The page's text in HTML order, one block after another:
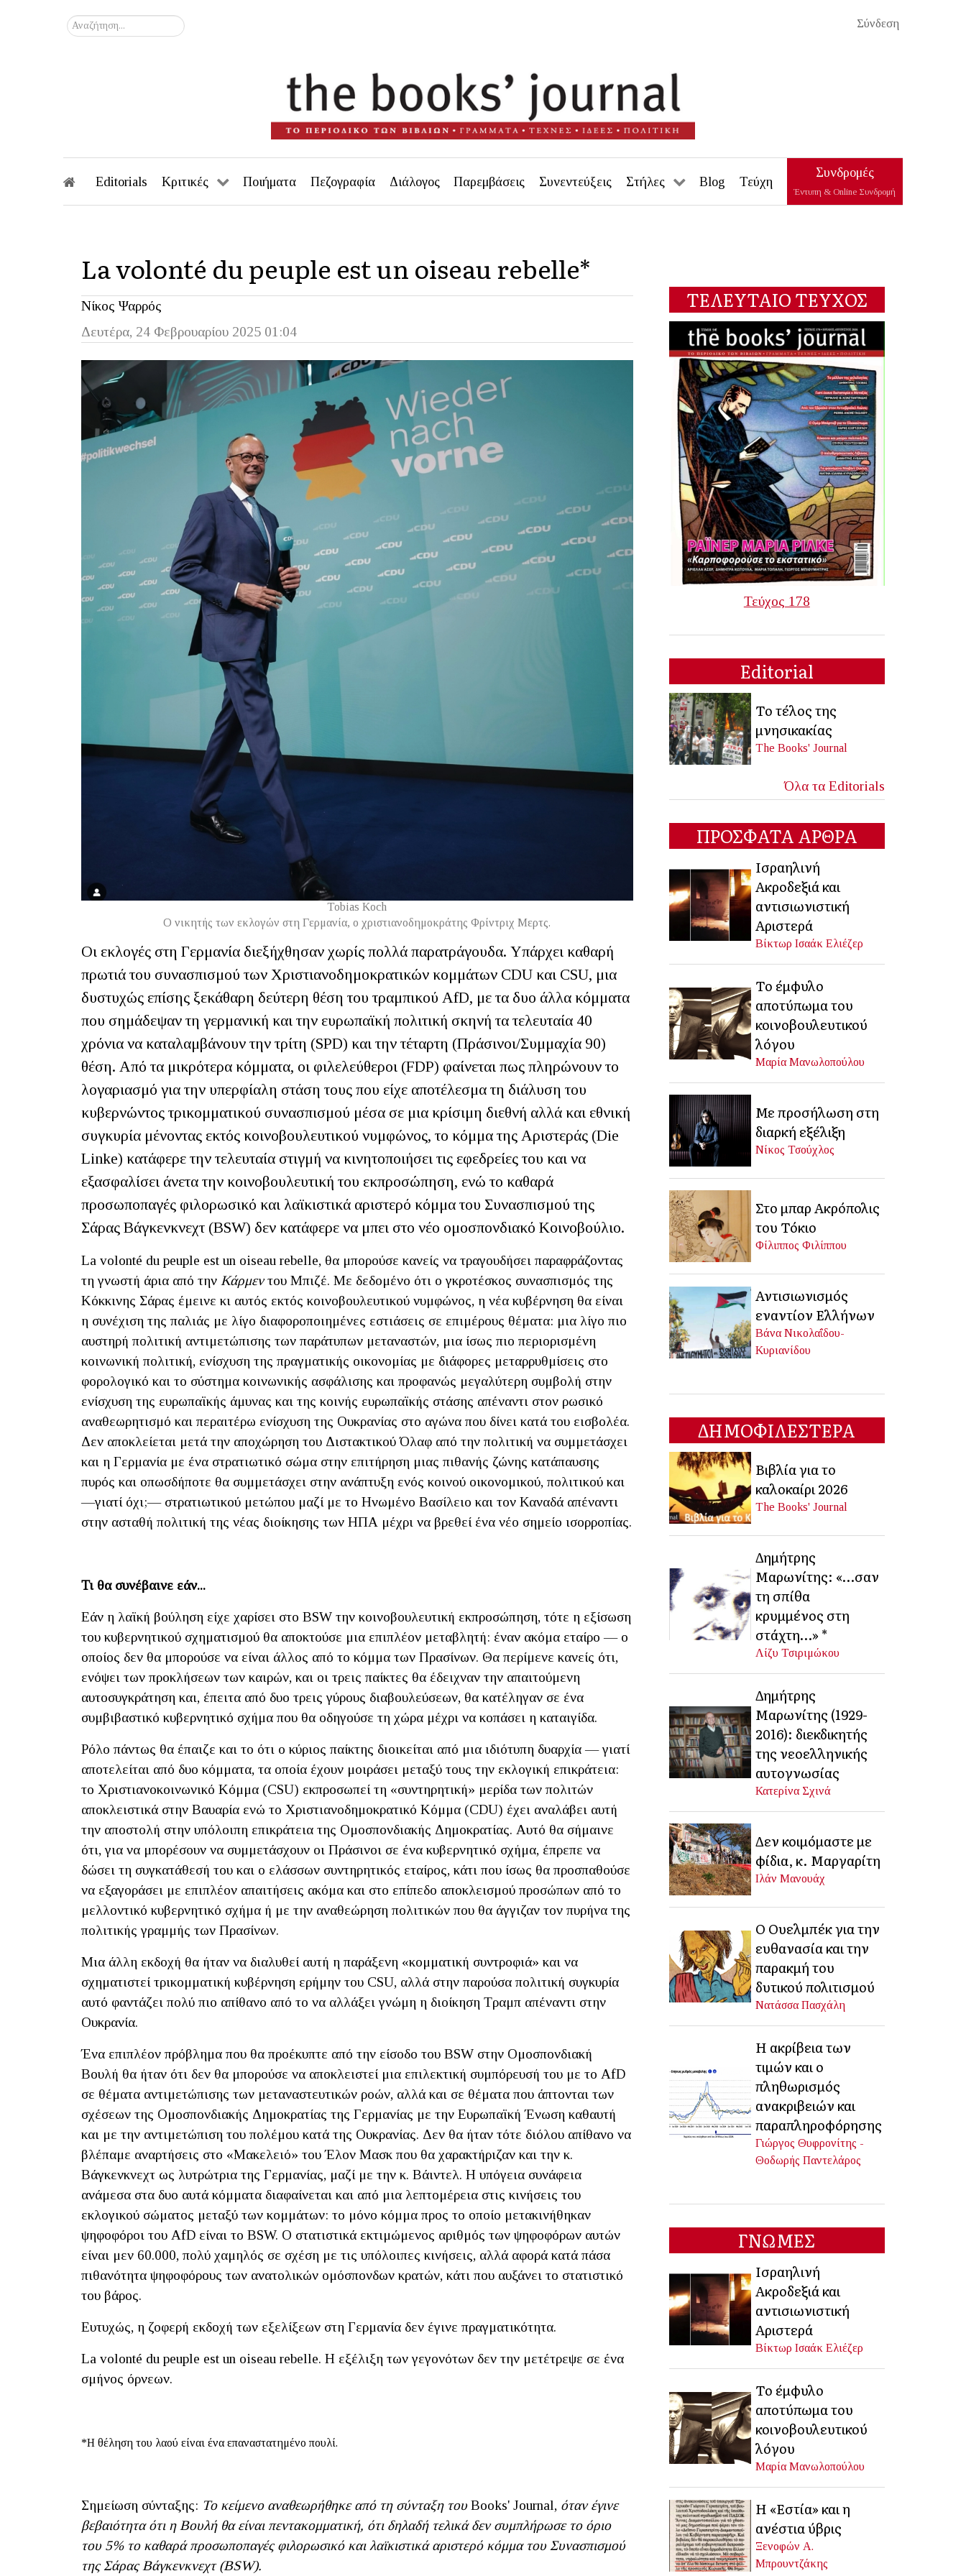
Σύνδεση
Αναζήτηση...
Editorials Κριτικές Ποιήματα Πεζογραφία Διάλογος Παρεμβάσεις Συνεντεύξεις Στήλες Blog Τεύχη
Συνδρομές
Έντυπη & Online Συνδρομή
La volonté du peuple est un oiseau rebelle*
Νίκος Ψαρρός
Δευτέρα, 24 Φεβρουαρίου 2025 01:04
Tobias Koch
O νικητής των εκλογών στη Γερμανία, ο χριστιανοδημοκράτης Φρίντριχ Μερτς.
Οι εκλογές στη Γερμανία διεξήχθησαν χωρίς πολλά παρατράγουδα. Υπάρχει καθαρή
πρωτιά του συνασπισμού των Χριστιανοδημοκρατικών κομμάτων CDU και CSU, μια
δυστυχώς επίσης ξεκάθαρη δεύτερη θέση του τραμπικού AfD, με τα δυο άλλα κόμματα
που σημάδεψαν τη γερμανική και την ευρωπαϊκή πολιτική σκηνή τα τελευταία 40
χρόνια να καταλαμβάνουν την τρίτη (SPD) και την τέταρτη (Πράσινοι/Συμμαχία 90)
θέση. Από τα μικρότερα κόμματα, οι φιλελεύθεροι (FDP) φαίνεται πως πληρώνουν το
λογαριασμό για την υπερφίαλη στάση τους που είχε αποτέλεσμα τη διάλυση του
κυβερνώντος τρικομματικού συνασπισμού μέσα σε μια κρίσιμη διεθνή αλλά και εθνική
συγκυρία μένοντας εκτός κοινοβουλευτικού νυμφώνος, το κόμμα της Αριστεράς (Die
Linke) κατάφερε την τελευταία στιγμή να κινητοποιήσει τις εφεδρείες του και να
εξασφαλίσει άνετα την κοινοβουλευτική του εκπροσώπηση, ενώ το καθαρά
προσωποπαγές φιλορωσικό και λαϊκιστικά αριστερό κόμμα του Συνασπισμού της
Σάρας Βάγκενκνεχτ (BSW) δεν κατάφερε να μπει στο νέο ομοσπονδιακό Κοινοβούλιο.
La volonté du peuple est un oiseau rebelle, θα μπορούσε κανείς να τραγουδήσει παραφράζοντας
τη γνωστή άρια από την Κάρμεντου Μπιζέ. Με δεδομένο ότι ο γκροτέσκος συνασπισμός της
Κόκκινης Σάρας έμεινε κι αυτός εκτός κοινοβουλευτικού νυμφώνος, η νέα κυβέρνηση θα είναι
η συνέχιση της παλιάς με λίγο διαφοροποιημένες εστιάσεις σε επιμέρους θέματα: μια λίγο πιο
αυστηρή πολιτική αντιμετώπισης των παράτυπων μεταναστών, μια ίσως πιο περιορισμένη
κοινωνική πολιτική, ενίσχυση της πραγματικής οικονομίας με διάφορες μεταρρυθμίσεις στο
φορολογικό και το σύστημα κοινωνικής ασφάλισης και προφανώς μεγαλύτερη συμβολή στην
ενίσχυση της ευρωπαϊκής άμυνας και της κοινής ευρωπαϊκής στάσης απέναντι στον ρωσικό
αναθεωρητισμό και περαιτέρω ενίσχυση της Ουκρανίας στο αγώνα που δίνει κατά του εισβολέα.
Δεν αποκλείεται μετά την αποχώρηση του Διστακτικού Όλαφ από την πολιτική να συμμετάσχει
και η Γερμανία με ένα στρατιωτικό σώμα στην επιτήρηση μιας πιθανής ζώνης κατάπαυσης
πυρός και οπωσδήποτε θα συμμετάσχει στην ανάπτυξη ενός κοινού οικονομικού, πολιτικού και
—γιατί όχι;— στρατιωτικού μετώπου μαζί με το Ηνωμένο Βασίλειο και τον Καναδά απέναντι
στην ασταθή πολιτική της νέας διοίκησης των ΗΠΑ μέχρι να βρεθεί ένα νέο σημείο ισορροπίας.
Τι θα συνέβαινε εάν...
Εάν η λαϊκή βούληση είχε χαρίσει στο BSW την κοινοβουλευτική εκπροσώπηση, τότε η εξίσωση
του κυβερνητικού σχηματισμού θα αποκτούσε μια επιπλέον μεταβλητή: έναν ακόμα εταίρο — ο
οποίος δεν θα μπορούσε να είναι άλλος από το κόμμα των Πρασίνων. Θα περίμενε κανείς ότι,
ενόψει των προκλήσεων των καιρών, και οι τρεις παίκτες θα έδειχναν την απαιτούμενη
αυτοσυγκράτηση και, έπειτα από δυο τρεις γύρους διαβουλεύσεων, θα κατέληγαν σε ένα
συμβιβαστικό κυβερνητικό σχήμα που θα οδηγούσε τη χώρα μέχρι να κοπάσει η καταιγίδα.
Ρόλο πάντως θα έπαιζε και το ότι ο κύριος παίκτης διοικείται από μια ιδιότυπη δυαρχία — γιατί
αποτελείται από δυο κόμματα, τα οποία έχουν μοιράσει μεταξύ τους την εκλογική επικράτεια:
το Χριστιανοκοινωνικό Κόμμα (CSU) εκπροσωπεί τη «συντηρητική» μερίδα των πολιτών
αποκλειστικά στην Βαυαρία ενώ το Χριστιανοδημοκρατικό Κόμμα (CDU) έχει αναλάβει αυτή
την αποστολή στην υπόλοιπη επικράτεια της Ομοσπονδιακής Δημοκρατίας. Αυτό θα σήμαινε
ότι, για να μπορέσουν να συμμετάσχουν οι Πράσινοι σε ένα κυβερνητικό σχήμα, έπρεπε να
δώσει τη συγκατάθεσή του και ο ελάσσων συντηρητικός εταίρος, κάτι που ίσως θα προσπαθούσε
να εξαγοράσει με επιπλέον απαιτήσεις ακόμα και στο επίπεδο αποκλεισμού προσώπων από το
μελλοντικό κυβερνητικό σχήμα ή με την αναθεώρηση πολιτικών που θα άγγιζαν τον πυρήνα της
πολιτικής γραμμής των Πρασίνων.
Μια άλλη εκδοχή θα ήταν να διαλυθεί αυτή η παράξενη «κομματική συντροφιά» και να
σχηματιστεί τρικομματική κυβέρνηση ερήμην του CSU, αλλά στην παρούσα πολιτική συγκυρία
αυτό φαντάζει πολύ πιο απίθανο από το να αλλάξει γνώμη η διοίκηση Τραμπ απέναντι στην
Ουκρανία.
Ένα επιπλέον πρόβλημα που θα προέκυπτε από την είσοδο του BSW στην Ομοσπονδιακή
Βουλή θα ήταν ότι δεν θα μπορούσε να αποκλειστεί μια επιλεκτική συμπόρευσή του με το AfD
σε θέματα αντιμετώπισης των μεταναστευτικών ροών, αλλά και σε θέματα που άπτονται των
σχέσεων της Ομοσπονδιακής Δημοκρατίας της Γερμανίας με την Ευρωπαϊκή Ένωση καθαυτή
και με την αντιμετώπιση του πολέμου κατά της Ουκρανίας. Δεν θα ήταν τότε διόλου απίθανο να
βλέπαμε αναρτήσεις στο «Μακελειό» του Έλον Μασκ που θα χαρακτήριζαν και την κ.
Βάγκενκνεχτ ως λυτρώτρια της Γερμανίας, μαζί με την κ. Βάιντελ. Η υπόγεια συνάφεια
ανάμεσα στα δυο αυτά κόμματα διαφαίνεται και από μια λεπτομέρεια στις κινήσεις του
εκλογικού σώματος μεταξύ των κομμάτων: το μόνο κόμμα προς το οποίο μετακινήθηκαν
ψηφοφόροι του AfD είναι το BSW. Ο στατιστικά εκτιμώμενος αριθμός των ψηφοφόρων αυτών
είναι μεν 60.000, πολύ χαμηλός σε σχέση με τις υπόλοιπες κινήσεις, αλλά αφορά κατά πάσα
πιθανότητα ψηφοφόρους των ανατολικών ομόσπονδων κρατών, κάτι που αυξάνει το στατιστικό
του βάρος.
Ευτυχώς, η ζοφερή εκδοχή των εξελίξεων στη Γερμανία δεν έγινε πραγματικότητα.
La volonté du peuple est un oiseau rebelle. Η εξέλιξη των γεγονότων δεν την μετέτρεψε σε ένα
σμήνος όρνεων.
*Η θέληση του λαού είναι ένα επαναστατημένο πουλί.
Σημείωση σύνταξης: Το κείμενο αναθεωρήθηκε από τη σύνταξη του Βοοks' Journal, όταν έγινε
βεβαιότητα ότι η Βουλή θα είναι πεντακομματική, ότι δηλαδή τελικά δεν συμπλήρωσε το όριο
του 5% το καθαρά προσωποπαγές φιλορωσικό και λαϊκιστικά αριστερό κόμμα του Συνασπισμού
της Σάρας Βάγκενκνεχτ (BSW).
ΤΕΛΕΥΤΑΙΟ ΤΕΥΧΟΣ
Τεύχος 178
Editorial
Το τέλος της
μνησικακίας
The Books' Journal
Όλα τα Editorials
ΠΡΟΣΦΑΤΑ ΑΡΘΡΑ
Ισραηλινή
Ακροδεξιά και
αντισιωνιστική
Αριστερά
Βίκτωρ Ισαάκ Ελιέζερ
Το έμφυλο
αποτύπωμα του
κοινοβουλευτικού
λόγου
Μαρία Μανωλοπούλου
Με προσήλωση στη
διαρκή εξέλιξη
Νίκος Τσούχλος
Στο μπαρ Ακρόπολις
του Τόκιο
Φίλιππος Φιλίππου
Αντισιωνισμός
εναντίον Ελλήνων
Βάνα Νικολαΐδου-
Κυριανίδου
ΔΗΜΟΦΙΛΕΣΤΕΡΑ
Βιβλία για το
καλοκαίρι 2026
The Books' Journal
Δημήτρης
Μαρωνίτης: «…σαν
τη σπίθα
κρυμμένος στη
στάχτη…» *
Λίζυ Τσιριμώκου
Δημήτρης
Μαρωνίτης (1929-
2016): διεκδικητής
της νεοελληνικής
αυτογνωσίας
Κατερίνα Σχινά
Δεν κοιμόμαστε με
φίδια, κ. Μαργαρίτη
Ιλάν Μανουάχ
Ο Ουελμπέκ για την
ευθανασία και την
παρακμή του
δυτικού πολιτισμού
Νατάσσα Πασχάλη
Η ακρίβεια των
τιμών και ο
πληθωρισμός
ανακριβειών και
παραπληροφόρησης
Γιώργος Θυφρονίτης -
Θοδωρής Παντελάρος
ΓΝΩΜΕΣ
Ισραηλινή
Ακροδεξιά και
αντισιωνιστική
Αριστερά
Βίκτωρ Ισαάκ Ελιέζερ
Το έμφυλο
αποτύπωμα του
κοινοβουλευτικού
λόγου
Μαρία Μανωλοπούλου
Η «Εστία» και η
ανέστια ύβρις
Ξενοφών Α.
Μπρουντζάκης